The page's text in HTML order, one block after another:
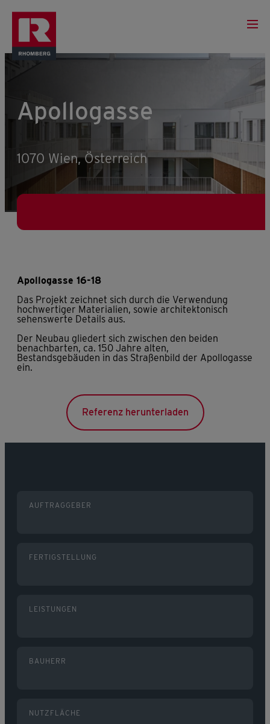
Apollogasse
1070 Wien, Österreich
Apollogasse 16-18
Das Projekt zeichnet sich durch die Verwendung
hochwertiger Materialien, sowie architektonisch
sehenswerte Details aus.
Der Neubau gliedert sich zwischen den beiden
benachbarten, ca. 150 Jahre alten,
Bestandsgebäuden in das Straßenbild der Apollogasse
ein.
Referenz herunterladen
AUFTRAGGEBER
FERTIGSTELLUNG
LEISTUNGEN
BAUHERR
NUTZFLÄCHE